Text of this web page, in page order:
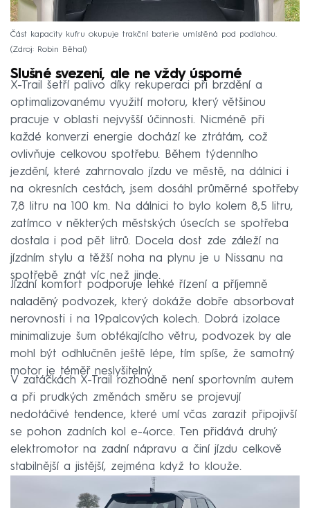
Část kapacity kufru okupuje trakční baterie umístěná pod podlahou.
Zdroj: Robin Běhal
Slušné svezení, ale ne vždy úsporné
X-Trail šetří palivo díky rekuperaci při brzdění a
optimalizovanému využití motoru, který většinou
pracuje v oblasti nejvyšší účinnosti. Nicméně při
každé konverzi energie dochází ke ztrátám, což
ovlivňuje celkovou spotřebu. Během týdenního
jezdění, které zahrnovalo jízdu ve městě, na dálnici i
na okresních cestách, jsem dosáhl průměrné spotřeby
7,8 litru na 100 km. Na dálnici to bylo kolem 8,5 litru,
zatímco v některých městských úsecích se spotřeba
dostala i pod pět litrů. Docela dost zde záleží na
jízdním stylu a těžší noha na plynu je u Nissanu na
spotřebě znát víc než jinde.
Jízdní komfort podporuje lehké řízení a příjemně
naladěný podvozek, který dokáže dobře absorbovat
nerovnosti i na 19palcových kolech. Dobrá izolace
minimalizuje šum obtékajícího větru, podvozek by ale
mohl být odhlučněn ještě lépe, tím spíše, že samotný
motor je téměř neslyšitelný.
V zatáčkách X-Trail rozhodně není sportovním autem
a při prudkých změnách směru se projevují
nedotáčivé tendence, které umí včas zarazit připojivší
se pohon zadních kol e-4orce. Ten přidává druhý
elektromotor na zadní nápravu a činí jízdu celkově
stabilnější a jistější, zejména když to klouže.